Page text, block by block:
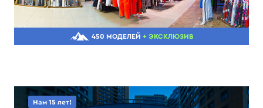
450 МОДЕЛЕЙ + ЭКСКЛЮЗИВ
Нам 15 лет!